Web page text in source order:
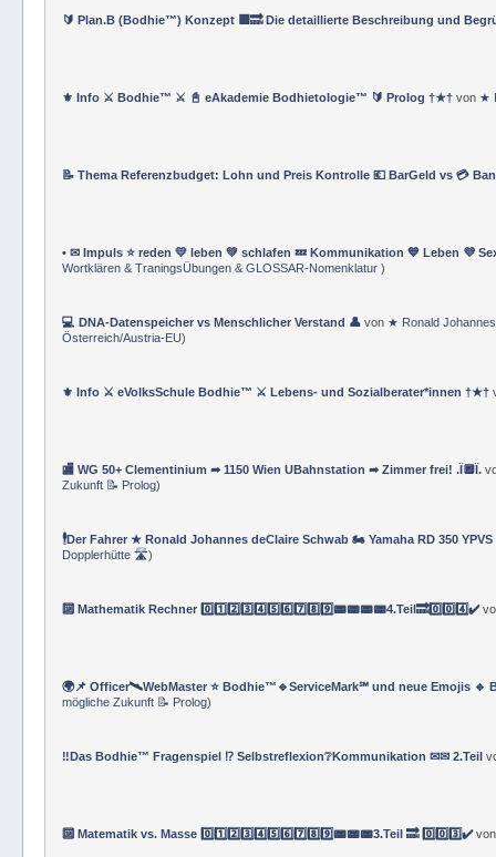
🔰 Plan.B (Bodhie™) Konzept 🟪🔜 Die detaillierte Beschreibung und
⚜ Info ⚔ Bodhie™ ⚔ 📓 eAkademie Bodhietologie™ 🔰 Prolog †★†von ★
📝 Thema Referenzbudget: Lohn und Preis Kontrolle 💶 BarGeld vs 💳
• ✉ Impuls ⭐️ reden 💛 leben 💚 schlafen 💤 Kommunikation 💙 Leben 💜
Wortklären & TraningsÜbungen & GLOSSAR-Nomenklatur)
💻 DNA-Datenspeicher vs Menschlicher Verstand 👤 von ★ Ronald
Österreich/Austria-EU)
⚜ Info ⚔ eVolksSchule Bodhie™ ⚔ Lebens- und Sozialberater*innen †★†
🏬 WG 50+ Clementinium ➦ 1150 Wien UBahnstation ➦ Zimmer frei! .Ï🔲Ï.
Zukunft 📝 Prolog)
🕴Der Fahrer ★ Ronald Johannes deClaire Schwab 🏍️ Yamaha RD 350
Dopplerhütte 🛣)
🔟 Mathematik Rechner 0️⃣1️⃣2️⃣3️⃣4️⃣5️⃣6️⃣7️⃣8️⃣9️⃣📟📟📟📟4.Teil🔜0️⃣0️⃣4️⃣✔️
🌍📌 Officer🛰WebMaster ⭐️ Bodhie™🔹ServiceMark℠ und neue Emojis 🔹
mögliche Zukunft 📝 Prolog)
‼️Das Bodhie™ Fragenspiel ⁉️ Selbstreflexion❔Kommunikation ✉✉ 2.Teil
🔟 Matematik vs. Masse 0️⃣1️⃣2️⃣3️⃣4️⃣5️⃣6️⃣7️⃣8️⃣9️⃣📟📟📟3.Teil 🔜 0️⃣0️⃣3️⃣✔️